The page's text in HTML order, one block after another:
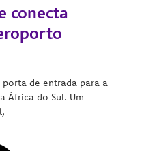
conecta
de entrada para a
África do Sul. Um